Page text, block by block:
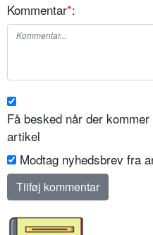
Kommentar*:
Få besked når der
artikel
Modtag nyhedsbrev fra